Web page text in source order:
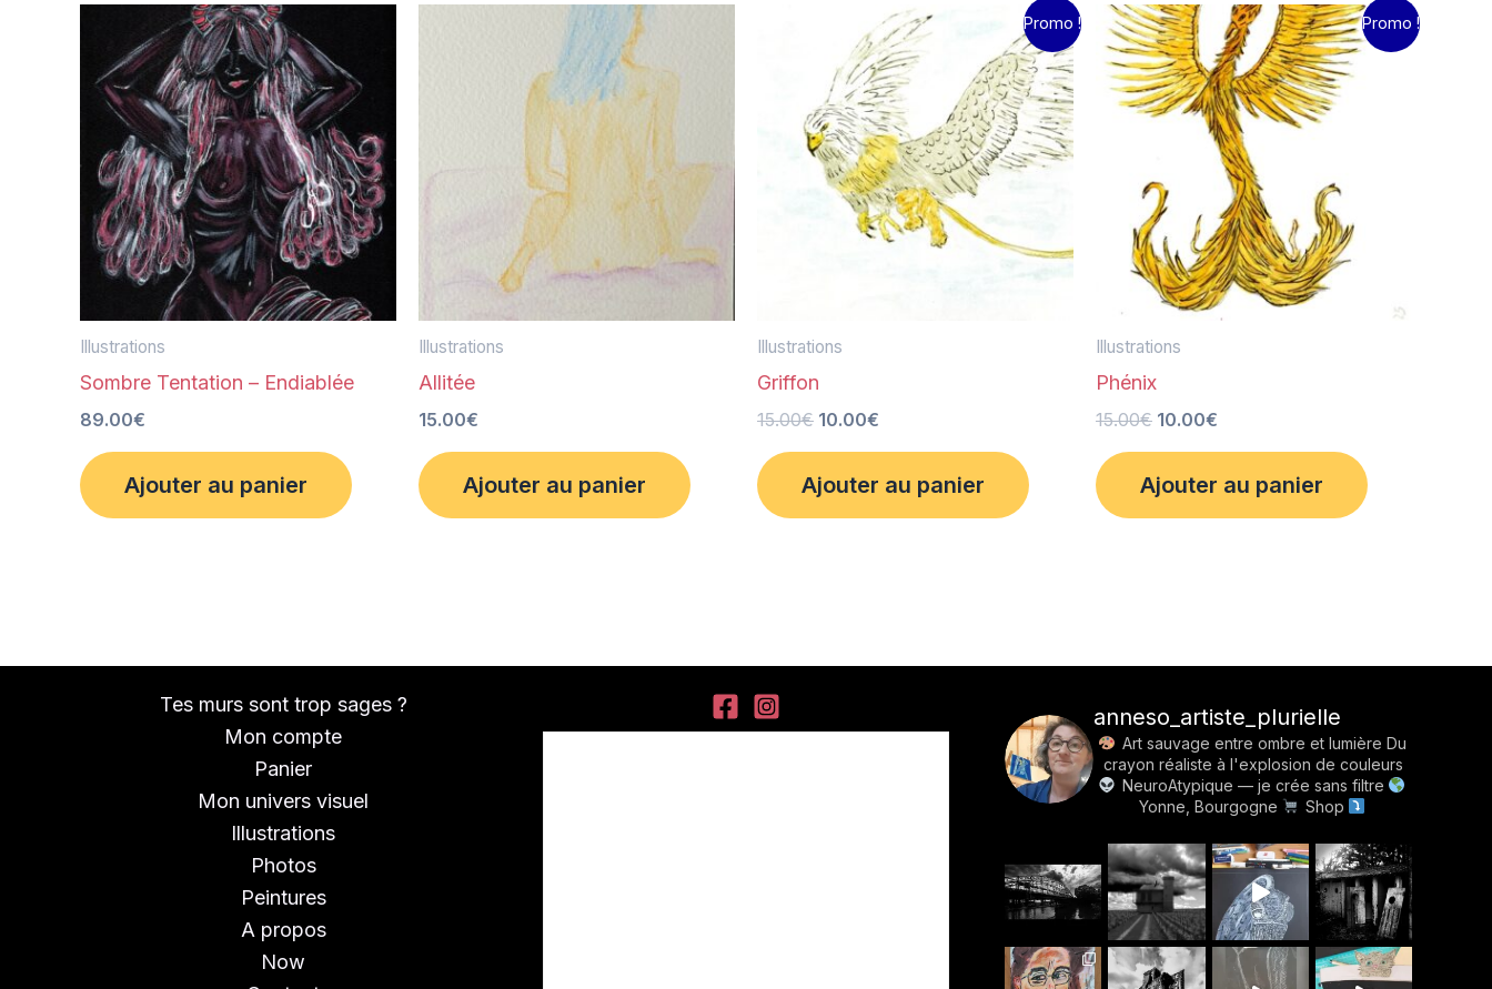
Illustrations
Sombre Tentation – Endiablée
89.00€
Ajouter au panier
Illustrations
Allitée
15.00€
Ajouter au panier
Promo !
Illustrations
Griffon
15.00€
initial
était :
15.00€.
10.00€
Le
prix
actuel
est :
10.00€.
Ajouter au panier
Promo !
Illustrations
Phénix
15.00€
Le
prix
initial
était :
15.00€.
10.00€
Le
prix
actuel
est :
10.00€.
Ajouter au panier
Tes murs sont trop sages ?
Mon compte
Panier
Mon univers visuel
Illustrations
Photos
Peintures
A propos
Now
anneso_artiste_plurielle
Art sauvage entre ombre et lumière Du
crayon réaliste à l'explosion de couleurs
NeuroAtypique — je crée sans filtre
Yonne, Bourgogne
Shop